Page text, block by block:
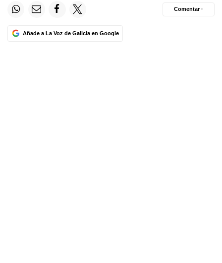
Añade a La Voz de Galicia en Google
Comentar ·